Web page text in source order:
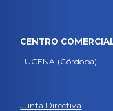
CENTRO
LUCENA (Córdoba)
Junta Directiva